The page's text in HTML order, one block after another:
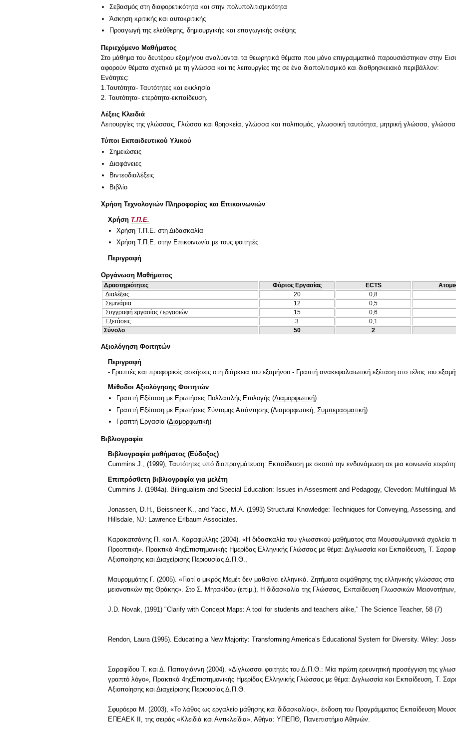
Σεβασμός στη διαφορετικότητα και στην πολυπολιτισμικότητα
Άσκηση κριτικής και αυτοκριτικής
Προαγωγή της ελεύθερης, δημιουργικής και επαγωγικής σκέψης
Περιεχόμενο Μαθήματος
Στο μάθημα του δευτέρου εξαμήνου αναλύονται τα θεωρητικά θέματα που μόνο επιγραμματικά παρουσιάστηκαν στην
αφορούν θέματα σχετικά με τη γλώσσα και τις λειτουργίες της σε ένα διαπολιτισμικό και διαθρησκειακό περιβάλλον:
Ενότητες:
1.Ταυτότητα- Ταυτότητες και εκκλησία
Λέξεις Κλειδιά
Λειτουργίες της γλώσσας, Γλώσσα και θρησκεία, γλώσσα και πολιτισμός, γλωσσική ταυτότητα, μητρική γλώσσα,
Τύποι Εκπαιδευτικού Υλικού
Σημειώσεις
Διαφάνειες
Βιντεοδιαλέξεις
Βιβλίο
Χρήση Τεχνολογιών Πληροφορίας και Επικοινωνιών
Χρήση Τ.Π.Ε.
Χρήση Τ.Π.Ε. στη Διδασκαλία
Χρήση Τ.Π.Ε. στην Επικοινωνία με τους φοιτητές
Περιγραφή
Οργάνωση Μαθήματος
Δραστηριότητες Φόρτος Εργασίας ECTS
Διαλέξεις
20 0,8
Σεμινάρια
12 0,5
Συγγραφή εργασίας / εργασιών
15
0,6
Εξετάσεις
3
0,1
Σύνολο
50 2
Αξιολόγηση Φοιτητών
Περιγραφή
- Γραπτές και προφορικές ασκήσεις στη διάρκεια του εξαμήνου - Γραπτή ανακεφαλαιωτική εξέταση στο τέλος του
Μέθοδοι Αξιολόγησης Φοιτητών
Γραπτή Εξέταση με Ερωτήσεις Πολλαπλής Επιλογής (Διαμορφωτική)
Γραπτή Εξέταση με Ερωτήσεις Σύντομης Απάντησης (Διαμορφωτική Συμπερασματική)
Γραπτή Εργασία (Διαμορφωτική)
Βιβλιογραφία
Βιβλιογραφία μαθήματος (Εύδοξος)
Cummins J., (1999), Ταυτότητες υπό διαπραγμάτευση: Εκπαίδευση με σκοπό την ενδυνάμωση σε μια κοινωνία
Επιπρόσθετη βιβλιογραφία για μελέτη
Cummins J. (1984a). Bilingualism and Special Education: Issues in Assesment and Pedagogy, Clevedon: Multilingual
Jonassen, D.H., Beissneer K., and Yacci, M.A. (1993) Structural Knowledge: Techniques for Conveying, Assessing,
Hillsdale, NJ: Lawrence Erlbaum Associates.
Καρακατσάνης Π. και Α. Καραφύλλης (2004). «Η διδασκαλία του γλωσσικού μαθήματος στα Μουσουλμανικά σχολεία
Προοπτική». Πρακτικά 4ηςΕπιστημονικής Ημερίδας Ελληνικής Γλώσσας με θέμα: Διγλωσσία και Εκπαίδευση, Τ.
Αξιοποίησης και Διαχείρισης Περιουσίας Δ.Π.Θ.,
Μαυρομμάτης Γ. (2005). «Γιατί ο μικρός Μεμέτ δεν μαθαίνει ελληνικά. Ζητήματα εκμάθησης της ελληνικής γλώσσας
μειονοτικών της Θράκης». Στο Σ. Μητακίδου (επιμ.), Η διδασκαλία της Γλώσσας, Εκπαίδευση Γλωσσικών
J.D. Novak, (1991) "Clarify with Concept Maps: A tool for students and teachers alike," The Science Teacher, 58 (7)
Rendon, Laura (1995). Educating a Νew Majority: Transforming America’s Educational System for Diversity. Wiley:
Σαραφίδου Τ. και Δ. Παπαγιάννη (2004). «Δίγλωσσοι φοιτητές του Δ.Π.Θ.: Μία πρώτη ερευνητική προσέγγιση της
γραπτό λόγο», Πρακτικά 4ηςΕπιστημονικής Ημερίδας Ελληνικής Γλώσσας με θέμα: Διγλωσσία και Εκπαίδευση, Τ.
Αξιοποίησης και Διαχείρισης Περιουσίας Δ.Π.Θ.
Σφυρόερα Μ. (2003), «Το λάθος ως εργαλείο μάθησης και διδασκαλίας», έκδοση του Προγράμματος Εκπαίδευση
ΕΠΕΑΕΚ ΙΙ, της σειράς «Κλειδιά και Αντικλείδια», Αθήνα: ΥΠΕΠΘ, Πανεπιστήμιο Αθηνών.